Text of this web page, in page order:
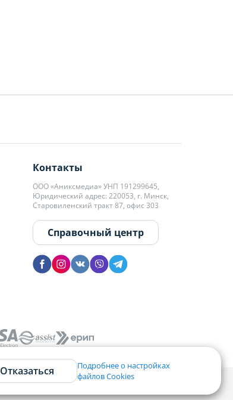
Контакты
ООО «Аниксмедиа» УНП 191299645,
Юридический адрес: 220053, г. Минск,
Старовиленский тракт 87, офис 303
Справочный центр
Отказаться
Подробнее о настройках
файлов Cookies